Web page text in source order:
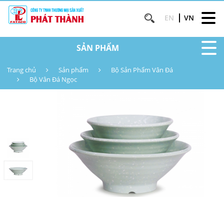
EN VN
SẢN PHẨM
Trang chủ Sản phẩm
Bộ Sản Phẩm Vân Đá
Bộ Vân Đá Ngọc